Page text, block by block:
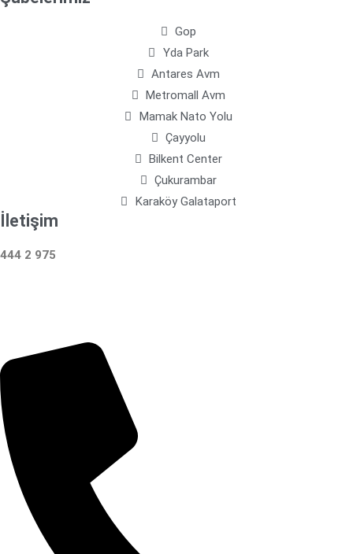
Gop
Yda Park
Antares Avm
Metromall Avm
Mamak Nato Yolu
Çayyolu
Bilkent Center
Çukurambar
Karaköy Galataport
İletişim
444 2 975